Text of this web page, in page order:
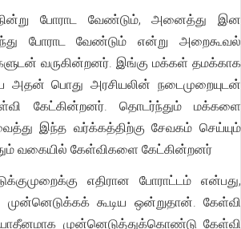
போராட வேண்டும், அனைத்து இன
போராட வேண்டும் என்று அறைகூவல்
வருகின்றனர். இங்கு மக்கள் தமக்காக
அதன் பொது அரசியலின் நடைமுறையுடன்
கேட்கின்றனர். தொடர்ந்தும் மக்களை
இந்த வர்க்கத்திற்கு சேவகம் செய்யும்
வகையில் கேள்விகளை கேட்கின்றனர்
எதிரான போராட்டம் என்பது,
முன்னெடுக்கக் கூடிய ஒன்றுதான். கேள்வி
முன்னெடுத்துக்கொண்டு கேள்வி